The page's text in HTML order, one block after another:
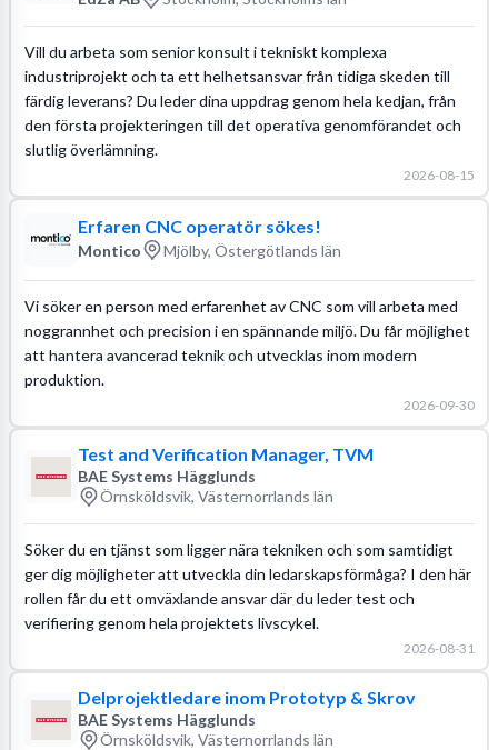
Vill du arbeta som senior konsult i tekniskt komplexa
industriprojekt och ta ett helhetsansvar från tidiga skeden till
färdig leverans? Du leder dina uppdrag genom hela kedjan, från
den första projekteringen till det operativa genomförandet och
slutlig överlämning.
2026-08-15
Erfaren CNC operatör sökes!
Montico Mjölby, Östergötlands län
Vi söker en person med erfarenhet av CNC som vill arbeta med
noggrannhet och precision i en spännande miljö. Du får möjlighet
att hantera avancerad teknik och utvecklas inom modern
produktion.
2026-09-30
Test and Verification Manager, TVM
BAE Systems Hägglunds
Örnsköldsvik, Västernorrlands län
Söker du en tjänst som ligger nära tekniken och som samtidigt
ger dig möjligheter att utveckla din ledarskapsförmåga? I den här
rollen får du ett omväxlande ansvar där du leder test och
verifiering genom hela projektets livscykel.
2026-08-31
Delprojektledare inom Prototyp & Skrov
BAE Systems Hägglunds
Örnsköldsvik, Västernorrlands län